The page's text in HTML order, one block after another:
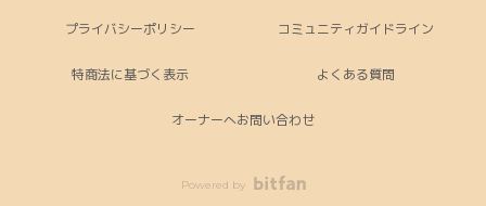
プライバシーポリシー コミュニティガイドライン
特商法に基づく表示 よくある質問
オーナーへお問い合わせ
Powered by